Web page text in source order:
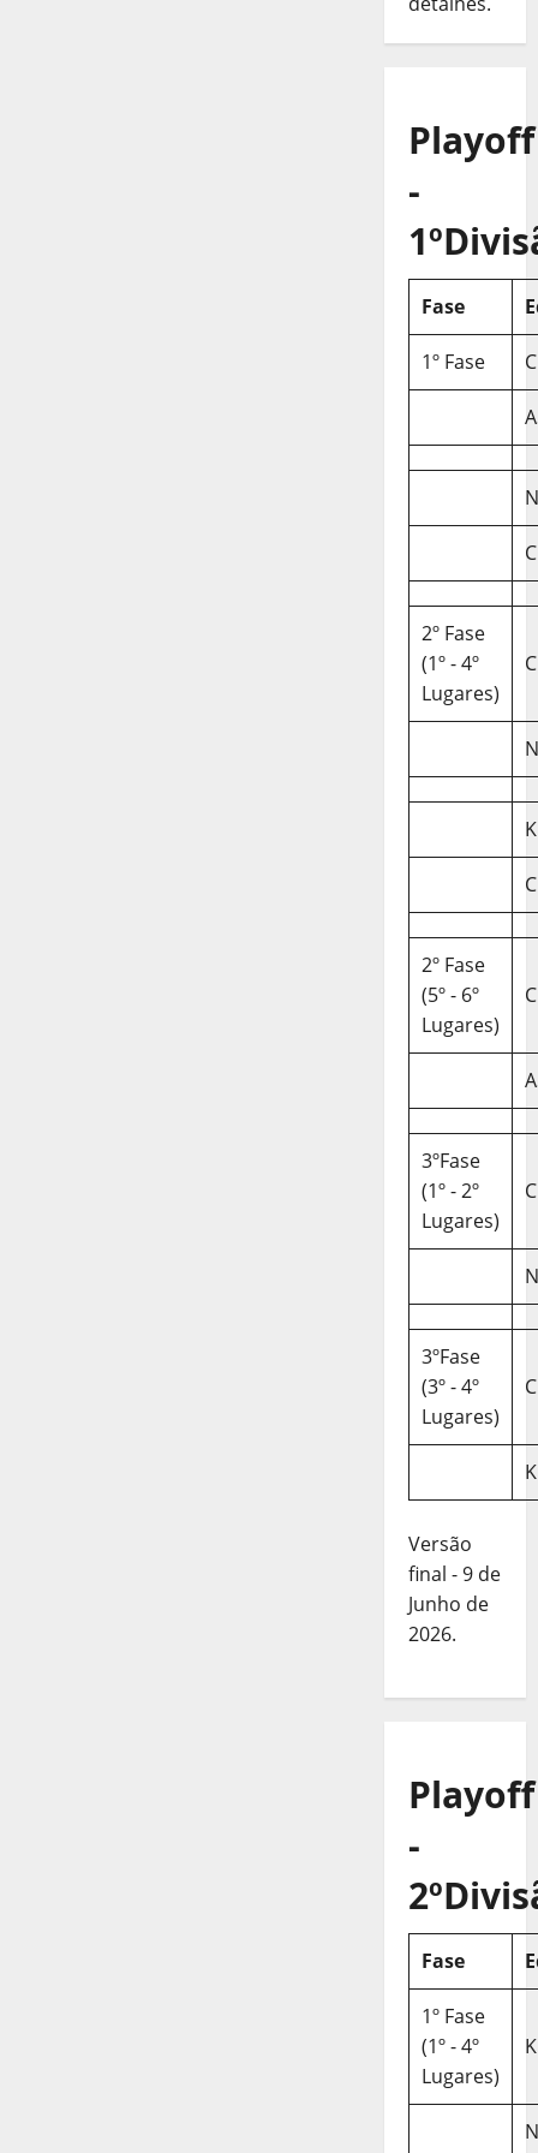
Playoff
-
Fase
1º Fase
2º Fase
(1º - 4º
Lugares)
2º Fase
(5º - 6º
Lugares)
3ºFase
(1º - 2º
Lugares)
3ºFase
(3º - 4º
Lugares)
Versão
final - 9 de
Junho de
2026.
Playoff
-
Fase
1º Fase
(1º - 4º
Lugares)